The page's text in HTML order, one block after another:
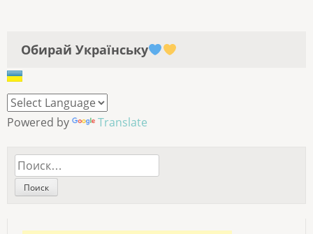
Обирай Українську
Powered by Translate
Найти: